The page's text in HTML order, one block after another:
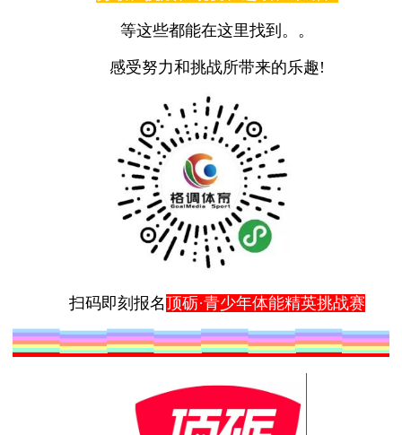
等这些都能在这里找到。。
感受努力和挑战所带来的乐趣!
扫码即刻报名顶砺·青少年体能精英挑战赛